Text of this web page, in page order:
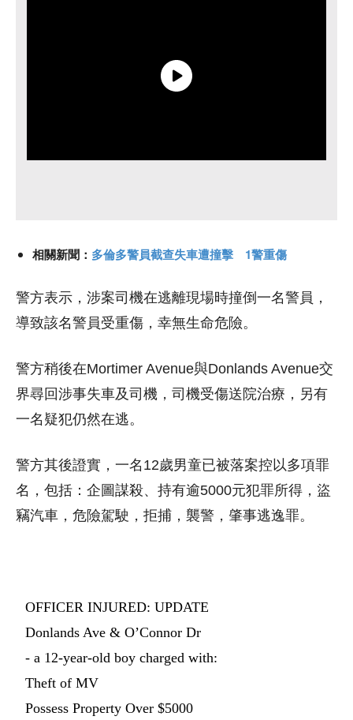
相關新聞： 多倫多警員截查失車遭撞擊 1警重傷
警方表示，涉案司機在逃離現場時撞倒一名警員，
導致該名警員受重傷，幸無生命危險。
警方稍後在Mortimer Avenue與Donlands Avenue交
界尋回涉事失車及司機，司機受傷送院治療，另有
一名疑犯仍然在逃。
警方其後證實，一名12歲男童已被落案控以多項罪
名，包括：企圖謀殺、持有逾5000元犯罪所得，盜
竊汽車，危險駕駛，拒捕，襲警，肇事逃逸罪。
OFFICER INJURED: UPDATE
Donlands Ave & O’Connor Dr
- a 12-year-old boy charged with:
Theft of MV
Possess Property Over $5000